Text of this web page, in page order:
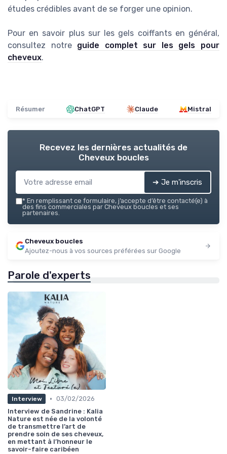
études crédibles avant de se forger une opinion.
Pour en savoir plus sur les gels coiffants en général,
consultez notre guide complet sur les gels pour
cheveux.
Résumer ChatGPT Claude Mistral
Recevez les dernières actualités de
Cheveux boucles
➔ Je m'inscris
* En remplissant ce formulaire, j’accepte d’être contacté(e) à
des fins commerciales par Cheveux boucles et ses
partenaires.
Cheveux boucles
Ajoutez-nous à vos sources préférées sur Google
Parole d'experts
Interview • 03/02/2026
Interview de Sandrine : Kalia
Nature est née de la volonté
de transmettre l’art de
prendre soin de ses cheveux,
en mettant à l’honneur le
savoir-faire caribéen